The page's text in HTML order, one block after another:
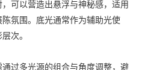
可以营造出悬浮与神秘感，适用
氛围。底光通常作为辅助光使
次。
过多光源的组合与角度调整，避